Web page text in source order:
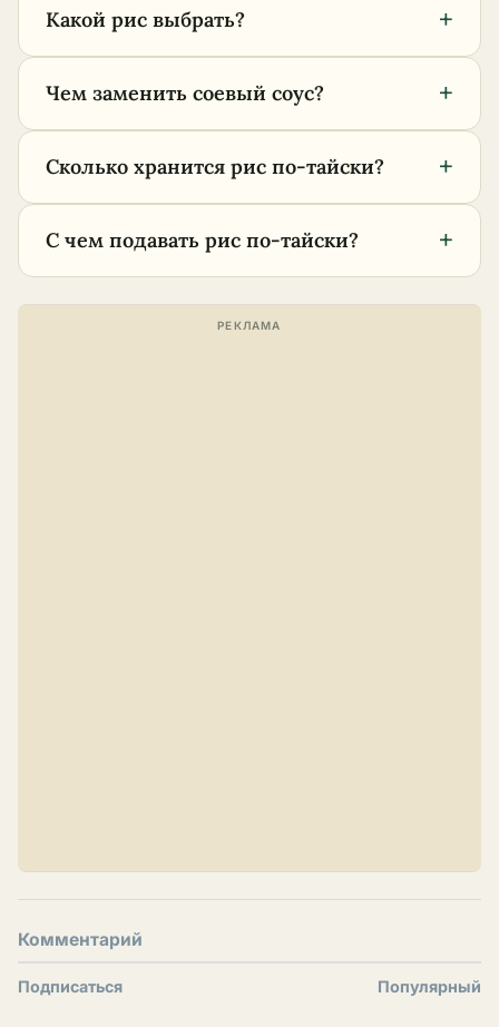
Какой рис выбрать? +
Чем заменить соевый соус? +
Сколько хранится рис по-тайски? +
С чем подавать рис по-тайски? +
Комментарий
Подписаться Популярный